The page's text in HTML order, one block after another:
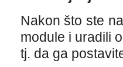
Nakon što ste
module i uradili
tj. da ga